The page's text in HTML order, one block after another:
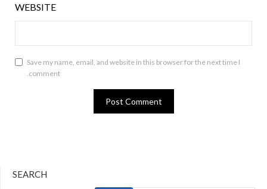
WEBSITE
Save my name, email, and website in this browser for the next time I
comment.
SEARCH